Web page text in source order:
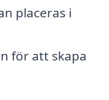
placeras i
för att skapa